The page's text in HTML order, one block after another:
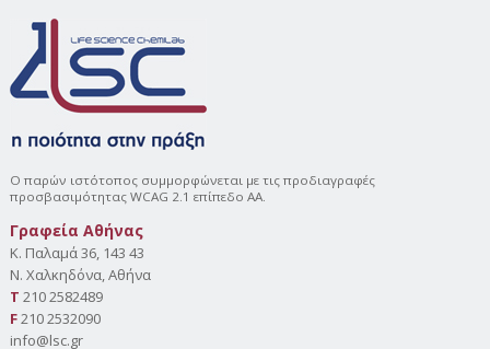
Ο παρών ιστότοπος συμμορφώνεται με τις προδιαγραφές
προσβασιμότητας WCAG 2.1 επίπεδο AA.
Γραφεία Αθήνας
Κ. Παλαμά 36, 143 43
Ν. Χαλκηδόνα, Αθήνα
Τ 210 2582489
F210 2532090
info@lsc.gr